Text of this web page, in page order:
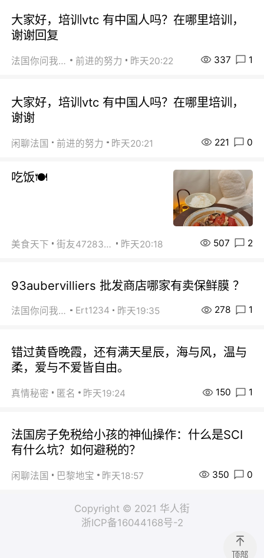
大家好，培训vtc 有中国人吗？在哪里培训，
谢谢回复
法国你问我答 前进的努力 昨天20:22 337 1
大家好，培训vtc 有中国人吗？在哪里培训，
谢谢
闲聊法国 前进的努力 昨天20:21 221 0
吃饭🍽️
美食天下 街友472838572 昨天20:18 507 2
93aubervilliers 批发商店哪家有卖保鲜膜 ？
法国你问我答 Ert1234 昨天19:35 278 1
错过黄昏晚霞，还有满天星辰，海与风，温与
柔，爱与不爱皆自由。
真情秘密 匿名 昨天19:24 150 1
法国房子免税给小孩的神仙操作：什么是SCI
有什么坑？如何避税的？
闲聊法国 巴黎地宝 昨天18:57 350 0
Copyright © 2021 华人街
浙ICP备16044168号-2
顶部